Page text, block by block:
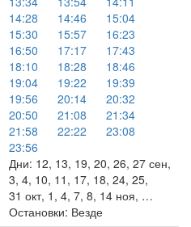
14:28
14:46
15:04
15:30
15:57
16:23
16:50
17:17
17:43
18:10
18:28
18:46
19:04
19:22
19:39
19:56
20:14
20:32
20:50
21:08
21:34
21:58
22:22
23:08
23:56
Дни: 12, 13, 19, 20, 26, 27 сен,
3, 4, 10, 11, 17, 18, 24, 25,
31 окт, 1, 4, 7, 8, 14 ноя, …
Остановки: Везде